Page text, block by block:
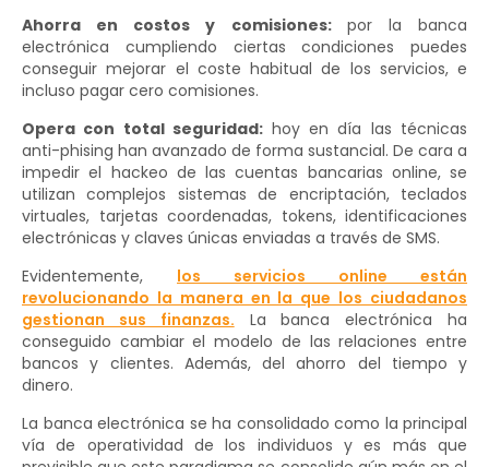
Ahorra en costos y comisiones: por la banca
electrónica cumpliendo ciertas condiciones puedes
conseguir mejorar el coste habitual de los servicios, e
incluso pagar cero comisiones.
Opera con total seguridad: hoy en día las técnicas
anti-phising han avanzado de forma sustancial. De cara a
impedir el hackeo de las cuentas bancarias online, se
utilizan complejos sistemas de encriptación, teclados
virtuales, tarjetas coordenadas, tokens, identificaciones
electrónicas y claves únicas enviadas a través de SMS.
Evidentemente, los servicios online están
revolucionando la manera en la que los ciudadanos
gestionan sus finanzas. La banca electrónica ha
conseguido cambiar el modelo de las relaciones entre
bancos y clientes. Además, del ahorro del tiempo y
dinero.
La banca electrónica se ha consolidado como la principal
vía de operatividad de los individuos y es más que